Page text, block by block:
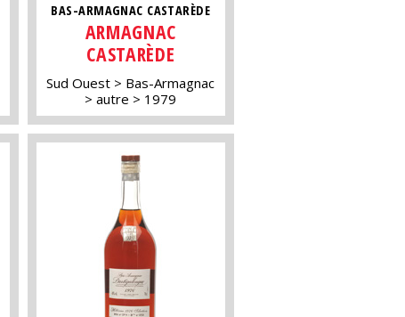
BAS-ARMAGNAC CASTARÈDE
ARMAGNAC
CASTARÈDE
Sud Ouest
Bas-Armagnac
autre
1979